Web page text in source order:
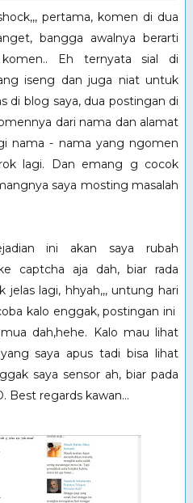
pertama, komen di dua
bangga awalnya berarti
Eh ternyata sial di
iseng dan juga niat untuk
di blog saya, dua postingan di
dari nama dan alamat
nama - nama yang ngomen
lagi. Dan emang g cocok
saya mosting masalah
ini akan saya rubah
captcha aja dah, biar rada
jelas lagi, hhyah,,, untung hari
kalo enggak, postingan ini
dah,hehe. Kalo mau lihat
saya apus tadi bisa lihat
saya sensor ah, biar pada
Best regards kawan...